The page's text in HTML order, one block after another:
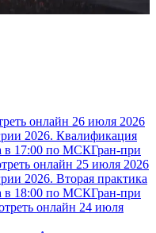
онлайн 26 июля 2026
2026. Квалификация
в 17:00 по МСКГран-при
онлайн 25 июля 2026
2026. Вторая практика
в 18:00 по МСКГран-при
онлайн 24 июля